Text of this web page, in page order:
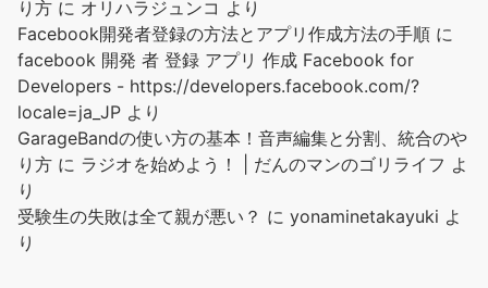
り方 に オリハラジュンコ より
Facebook開発者登録の方法とアプリ作成方法の手順 に
facebook 開発 者 登録 アプリ 作成 Facebook for
Developers - https://developers.facebook.com/?
locale=ja_JP より
GarageBandの使い方の基本！音声編集と分割、統合のや
り方 に ラジオを始めよう！ | だんのマンのゴリライフ よ
り
受験生の失敗は全て親が悪い？ に yonaminetakayuki よ
り